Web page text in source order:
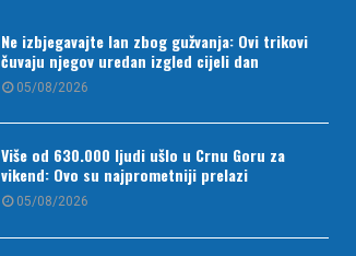
Ne izbjegavajte lan zbog gužvanja: Ovi trikovi
čuvaju njegov uredan izgled cijeli dan
05/08/2026
Više od 630.000 ljudi ušlo u Crnu Goru za
vikend: Ovo su najprometniji prelazi
05/08/2026